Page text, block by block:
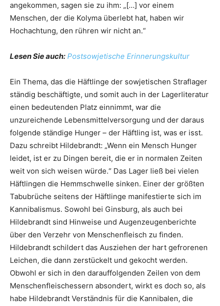
angekommen, sagen sie zu ihm: „[…] vor einem
Menschen, der die Kolyma überlebt hat, haben wir
Hochachtung, den rühren wir nicht an.“
Lesen Sie auch: Postsowjetische Erinnerungskultur
Ein Thema, das die Häftlinge der sowjetischen Straflager
ständig beschäftigte, und somit auch in der Lagerliteratur
einen bedeutenden Platz einnimmt, war die
unzureichende Lebensmittelversorgung und der daraus
folgende ständige Hunger – der Häftling ist, was er isst.
Dazu schreibt Hildebrandt: „Wenn ein Mensch Hunger
leidet, ist er zu Dingen bereit, die er in normalen Zeiten
weit von sich weisen würde.“ Das Lager ließ bei vielen
Häftlingen die Hemmschwelle sinken. Einer der größten
Tabubrüche seitens der Häftlinge manifestierte sich im
Kannibalismus. Sowohl bei Ginsburg, als auch bei
Hildebrandt sind Hinweise und Augenzeugenberichte
über den Verzehr von Menschenfleisch zu finden.
Hildebrandt schildert das Ausziehen der hart gefrorenen
Leichen, die dann zerstückelt und gekocht werden.
Obwohl er sich in den darauffolgenden Zeilen von dem
Menschenfleischessern absondert, wirkt es doch so, als
habe Hildebrandt Verständnis für die Kannibalen, die